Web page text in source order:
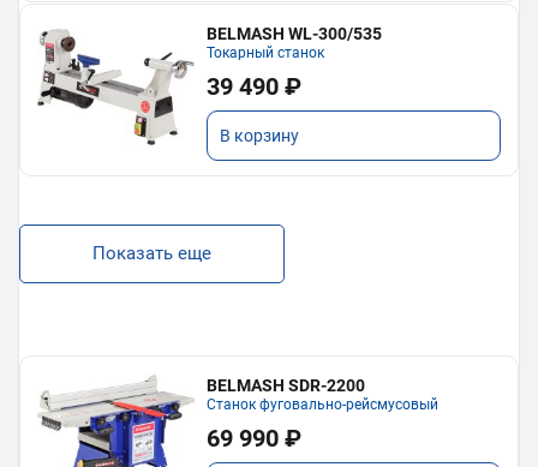
BELMASH WL-300/535
Токарный станок
39 490 ₽
В корзину
Показать еще
BELMASH SDR-2200
Станок фуговально-рейсмусовый
69 990 ₽